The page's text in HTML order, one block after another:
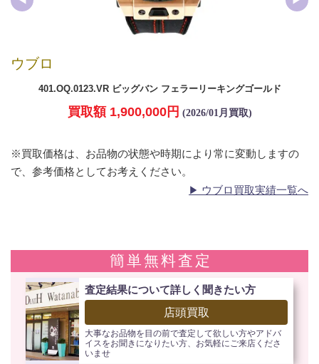
ウブロ
401.OQ.0123.VR ビッグバン フェラーリーキングゴールド
買取額 1,900,000円 (2026/01月買取)
※買取価格は、お品物の状態や時期により常に変動しますの
で、参考価格としてお考えください。
ウブロ買取実績一覧へ
簡単無料査定
査定結果について詳しく聞きたい方
店頭買取
大事なお品物を目の前で査定して欲しい方やアドバ
イスをお聞きになりたい方、お気軽にご来店くださ
いませ